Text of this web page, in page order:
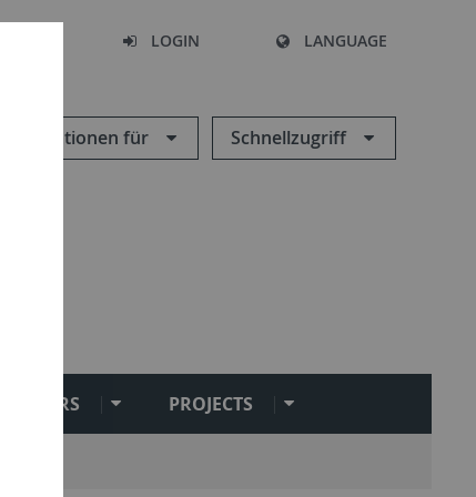
LOGIN LANGUAGE
Informationen für Schnellzugriff
SEMINARS PROJECTS